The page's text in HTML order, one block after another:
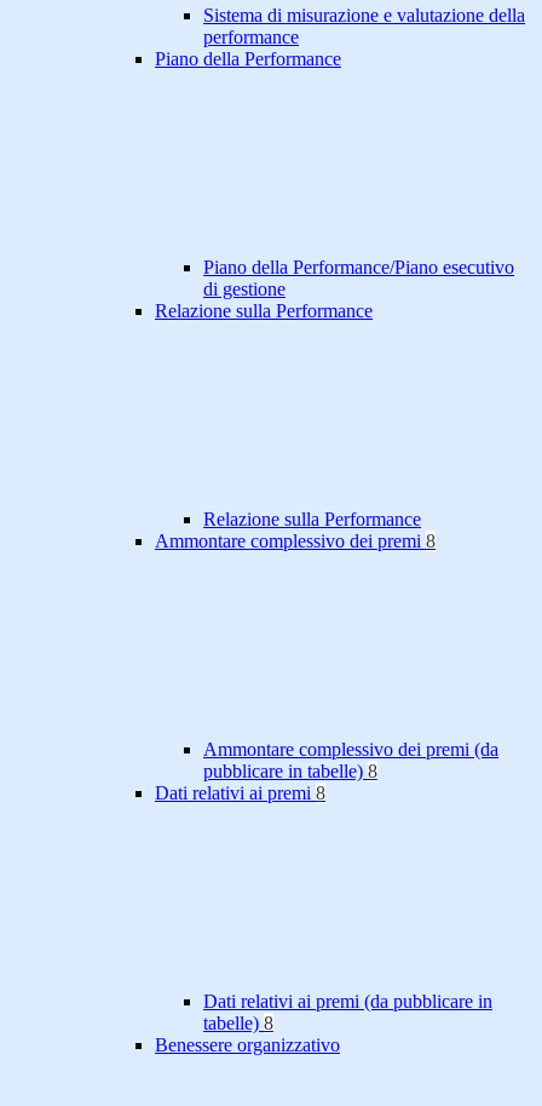
Sistema di misurazione e valutazione della
performance
Piano della Performance
Piano della Performance/Piano esecutivo
di gestione
Relazione sulla Performance
Relazione sulla Performance
Ammontare complessivo dei premi 8
Ammontare complessivo dei premi (da
pubblicare in tabelle) 8
Dati relativi ai premi 8
Dati relativi ai premi (da pubblicare in
tabelle) 8
Benessere organizzativo